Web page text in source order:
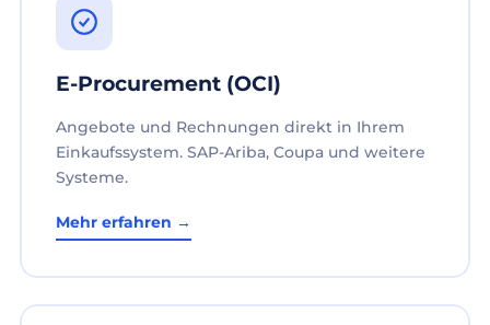
E-Procurement (OCI)
Angebote und Rechnungen direkt in Ihrem
Einkaufssystem. SAP-Ariba, Coupa und weitere
Systeme.
Mehr erfahren →